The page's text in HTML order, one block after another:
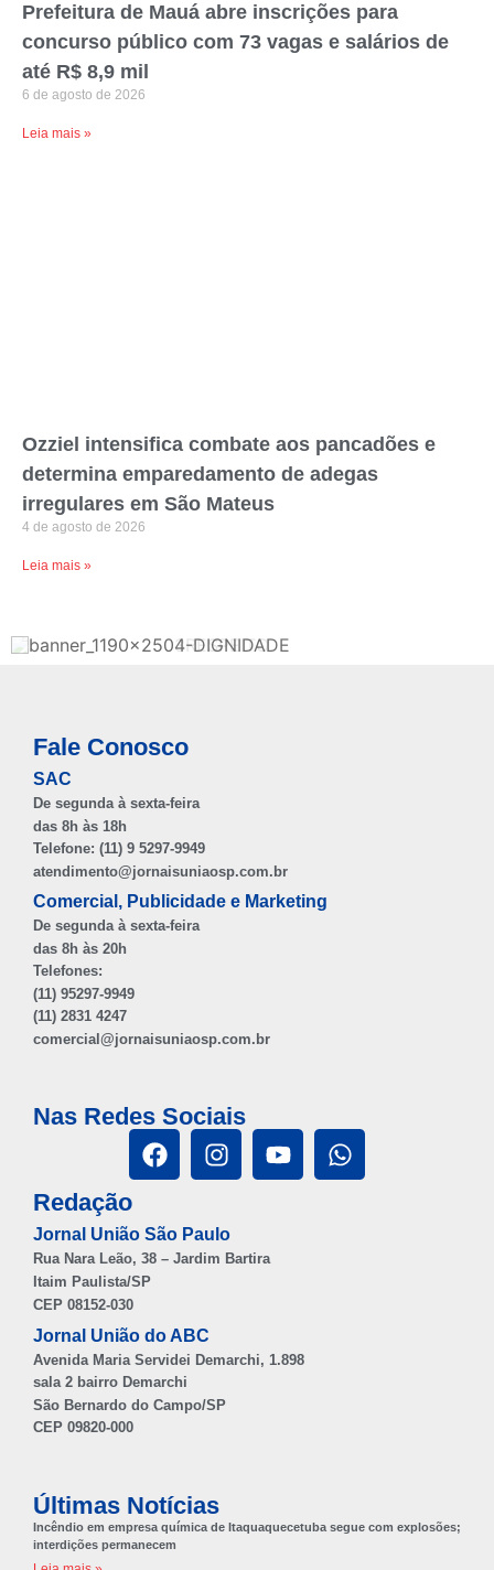
Prefeitura de Mauá abre inscrições para
concurso público com 73 vagas e salários de
até R$ 8,9 mil
6 de agosto de 2026
Leia mais »
Ozziel intensifica combate aos pancadões e
determina emparedamento de adegas
irregulares em São Mateus
4 de agosto de 2026
Leia mais »
Fale Conosco
SAC
De segunda à sexta-feira
das 8h às 18h
Telefone: (11) 9 5297-9949
atendimento@jornaisuniaosp.com.br
Comercial, Publicidade e Marketing
De segunda à sexta-feira
das 8h às 20h
Telefones:
(11) 95297-9949
(11) 2831 4247
comercial@jornaisuniaosp.com.br
Nas Redes Sociais
Redação
Jornal União São Paulo
Rua Nara Leão, 38 – Jardim Bartira
Itaim Paulista/SP
CEP 08152-030
Jornal União do ABC
Avenida Maria Servidei Demarchi, 1.898
sala 2 bairro Demarchi
São Bernardo do Campo/SP
CEP 09820-000
Últimas Notícias
Incêndio em empresa química de Itaquaquecetuba segue com explosões;
interdições permanecem